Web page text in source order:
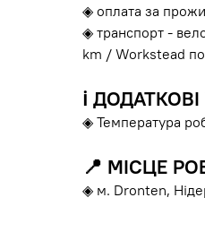
◈ оплата за
◈ транспорт -
km / Workstead
ℹ️
◈ Температура
📍 МІСЦЕ
◈ м. Dronten,